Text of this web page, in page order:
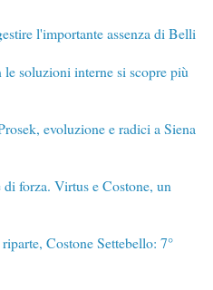
l'importante assenza di Belli
soluzioni interne si scopre più
evoluzione e radici a Siena
forza. Virtus e Costone, un
Costone Settebello: 7°